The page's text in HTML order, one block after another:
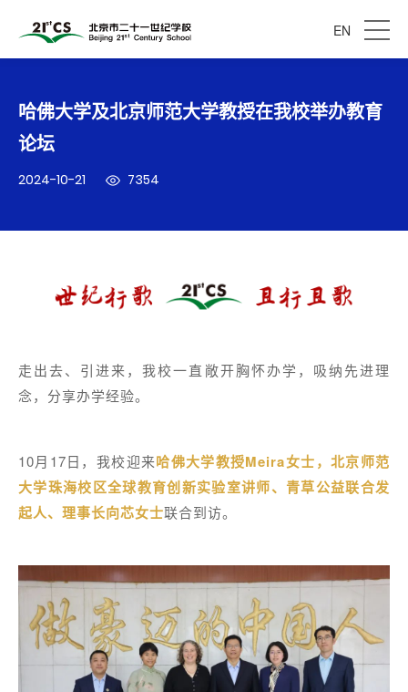
EN
哈佛大学及北京师范大学教授在我校举办教育
论坛
2024-10-21 7354
走出去、引进来，我校一直敞开胸怀办学，吸纳先进理
念，分享办学经验。
10月17日，我校迎来哈佛大学教授Meira女士，北京师范
大学珠海校区全球教育创新实验室讲师、青草公益联合发
起人、理事长向芯女士联合到访。